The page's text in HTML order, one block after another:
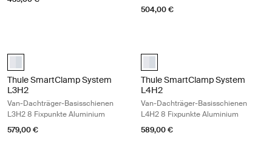
504,00 €
aluminium (selected)
Thule SmartClamp System
L3H2
Van-Dachträger-Basisschienen
L3H2 8 Fixpunkte Aluminium
579,00 €
aluminium (selected)
Thule SmartClamp System
L4H2
Van-Dachträger-Basisschienen
L4H2 8 Fixpunkte Aluminium
589,00 €